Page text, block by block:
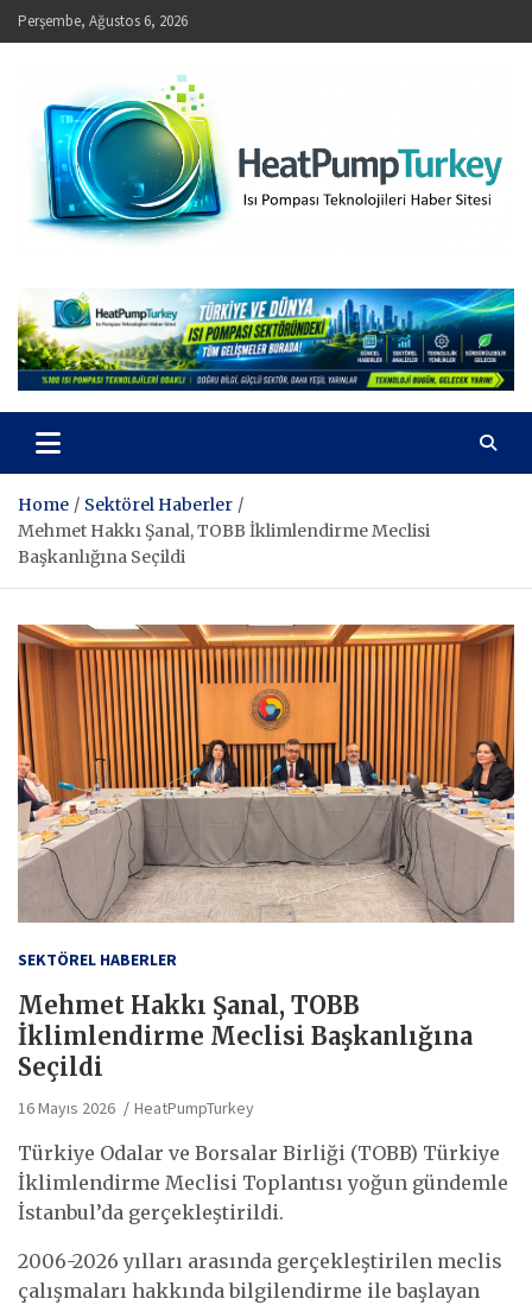
Skip
to
Perşembe, Ağustos 6, 2026
Home
Sektörel Haberler
Mehmet Hakkı Şanal, TOBB İklimlendirme Meclisi
Başkanlığına Seçildi
SEKTÖREL HABERLER
Mehmet Hakkı Şanal, TOBB
İklimlendirme Meclisi Başkanlığına
Seçildi
16 Mayıs 2026 HeatPumpTurkey
Türkiye Odalar ve Borsalar Birliği (TOBB) Türkiye
İklimlendirme Meclisi Toplantısı yoğun gündemle
İstanbul’da gerçekleştirildi.​
2006-2026 yılları arasında gerçekleştirilen meclis
çalışmaları hakkında bilgilendirme ile başlayan